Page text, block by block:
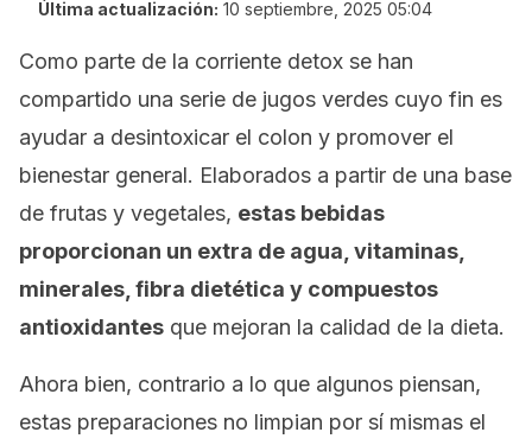
Última actualización: 10 septiembre, 2025 05:04
Como parte de la corriente detox se han
compartido una serie de jugos verdes cuyo fin es
ayudar a desintoxicar el colon y promover el
bienestar general. Elaborados a partir de una base
de frutas y vegetales, estas bebidas
proporcionan un extra de agua, vitaminas,
minerales, fibra dietética y compuestos
antioxidantes que mejoran la calidad de la dieta.
Ahora bien, contrario a lo que algunos piensan,
estas preparaciones no limpian por sí mismas el